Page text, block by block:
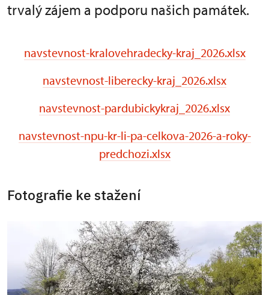
trvalý zájem a podporu našich památek.
navstevnost-kralovehradecky-kraj_2026.xlsx
navstevnost-liberecky-kraj_2026.xlsx
navstevnost-pardubickykraj_2026.xlsx
navstevnost-npu-kr-li-pa-celkova-2026-a-roky-
predchozi.xlsx
Fotografie ke stažení